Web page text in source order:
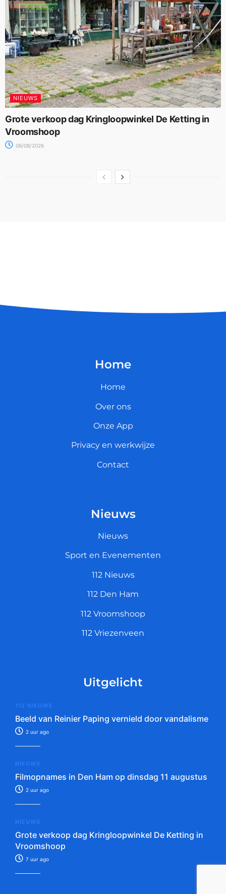
NIEUWS
Grote verkoop dag Kringloopwinkel De Ketting in
Vroomshoop
06/08/2026
Home
Home
Over ons
Onze App
Privacy en werkwijze
Contact
Nieuws
Nieuws
Sport en Evenementen
112 Nieuws
112 Den Ham
112 Vroomshoop
112 Vriezenveen
Uitgelicht
112 NIEUWS
Beeld van Reinier Paping vernield door vandalisme
2 uur ago
NIEUWS
Filmopnames in Den Ham op dinsdag 11 augustus
2 uur ago
NIEUWS
Grote verkoop dag Kringloopwinkel De Ketting in
Vroomshoop
7 uur ago